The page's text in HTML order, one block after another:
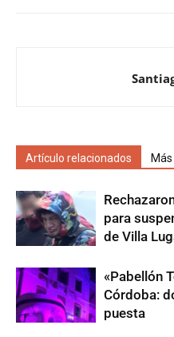
Artículo relacionados
para
de Villa
«Pabellón
Córdoba:
puesta